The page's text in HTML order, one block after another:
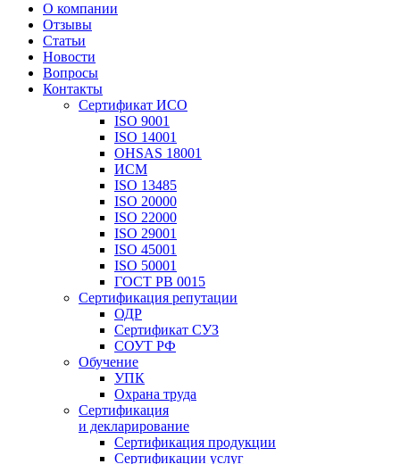
О компании
Отзывы
Статьи
Новости
Вопросы
Контакты
Сертификат ИСО
ISO 9001
ISO 14001
OHSAS 18001
ИСМ
ISO 13485
ISO 20000
ISO 22000
ISO 29001
ISO 45001
ISO 50001
ГОСТ РВ 0015
Сертификация репутации
ОДР
Сертификат СУЗ
СОУТ РФ
Обучение
УПК
Охрана труда
Сертификация
и декларирование
Сертификация продукции
Сертификации услуг